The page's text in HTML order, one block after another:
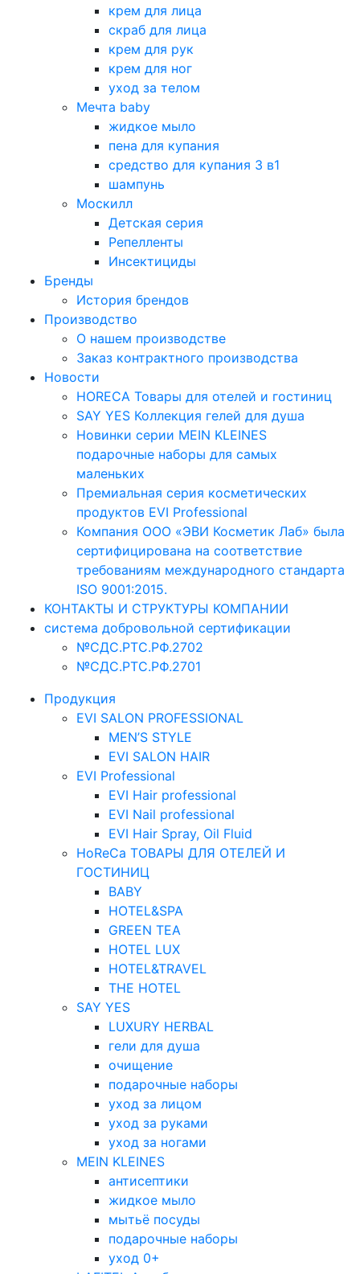
крем для лица
скраб для лица
крем для рук
крем для ног
уход за телом
Мечта baby
жидкое мыло
пена для купания
средство для купания 3 в1
шампунь
Москилл
Детская серия
Репелленты
Инсектициды
Бренды
История брендов
Производство
О нашем производстве
Заказ контрактного производства
Новости
HORECA Товары для отелей и гостиниц
SAY YES Коллекция гелей для душа
Новинки серии MEIN KLEINES
подарочные наборы для самых
маленьких
Премиальная серия косметических
продуктов EVI Professional
Компания ООО «ЭВИ Косметик Лаб» была
сертифицирована на соответствие
требованиям международного стандарта
ISO 9001:2015.
КОНТАКТЫ И СТРУКТУРЫ КОМПАНИИ
система добровольной сертификации
№СДС.РТС.РФ.2702
№СДС.РТС.РФ.2701
Продукция
EVI SALON PROFESSIONAL
MEN’S STYLE
EVI SALON HAIR
EVI Professional
EVI Hair professional
EVI Nail professional
EVI Hair Spray, Oil Fluid
HoReCa ТОВАРЫ ДЛЯ ОТЕЛЕЙ И
ГОСТИНИЦ
BABY
HOTEL&SPA
GREEN TEA
HOTEL LUX
HOTEL&TRAVEL
THE HOTEL
SAY YES
LUXURY HERBAL
гели для душа
очищение
подарочные наборы
уход за лицом
уход за руками
уход за ногами
MEIN KLEINES
антисептики
жидкое мыло
мытьё посуды
подарочные наборы
уход 0+